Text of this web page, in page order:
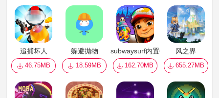
追捕坏人
46.75MB
躲避抛物
18.59MB
subwaysurf内置作弊菜单中文最新
162.70MB
风之界
655.27MB